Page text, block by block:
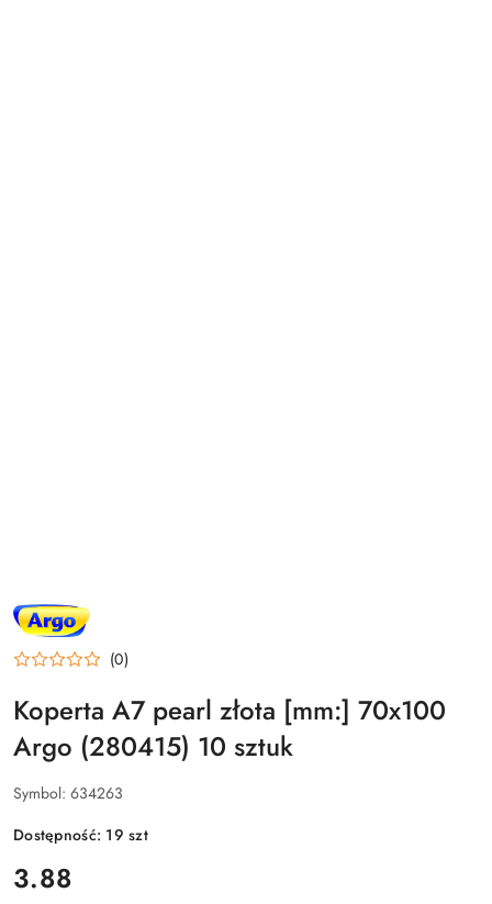
NAZWA
PRODUCENTA:
ARGO
(0)
Koperta A7 pearl złota [mm:] 70x100
Argo (280415) 10 sztuk
Symbol: 634263
Dostępność: 19szt
cena:
3.88